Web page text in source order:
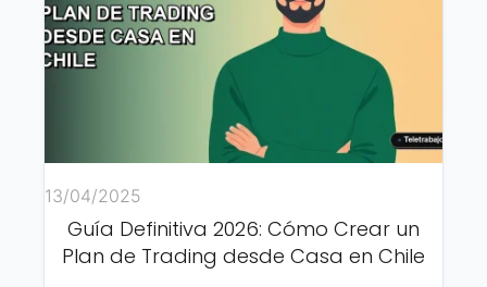
13/04/2025
Guía Definitiva 2026: Cómo Crear un
Plan de Trading desde Casa en Chile